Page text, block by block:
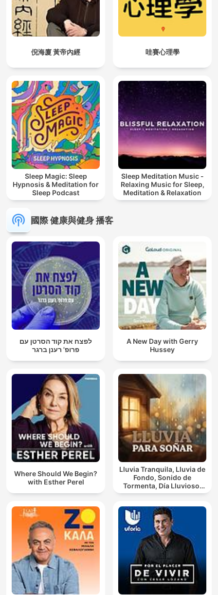
倪海廈 黃帝內經 哇賽心理學
Sleep Magic: Sleep
Hypnosis & Meditation for
Sleep Podcast
Sleep Meditation Music -
Relaxing Music for Sleep,
Meditation & Relaxation
國際 健康與健身 播客
לפצח את קוד הסרטן עם
פרופ' רענן ברגר
A New Day with Gerry
Hussey
Where Should We Begin?
with Esther Perel
Lluvia Tranquila, Lluvia de
Fondo, Sonido de
Tormenta, Día Lluvioso,
Lluvia Para Soñar